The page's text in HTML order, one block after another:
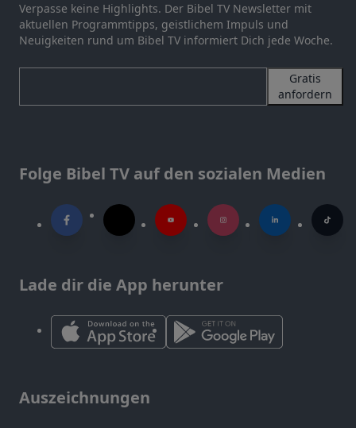
Verpasse keine Highlights. Der Bibel TV Newsletter mit
aktuellen Programmtipps, geistlichem Impuls und
Neuigkeiten rund um Bibel TV informiert Dich jede Woche.
Gratis
anfordern
Folge Bibel TV auf den sozialen Medien
Lade dir die App herunter
Auszeichnungen